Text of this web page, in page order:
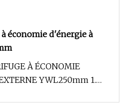
économie d'énergie à
À ÉCONOMIE
YWL250mm 1.